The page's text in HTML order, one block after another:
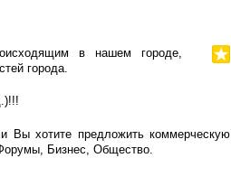
в нашем городе,
города.
Вы хотите предложить коммерческую
Бизнес, Общество.